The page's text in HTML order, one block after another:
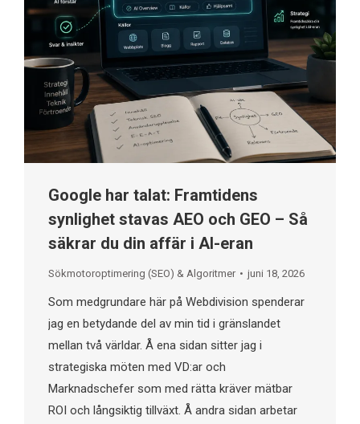
Google har talat: Framtidens
synlighet stavas AEO och GEO – Så
säkrar du din affär i AI-eran
Sökmotoroptimering (SEO) & Algoritmer juni 18, 2026
Som medgrundare här på Webdivision spenderar
jag en betydande del av min tid i gränslandet
mellan två världar. Å ena sidan sitter jag i
strategiska möten med VD:ar och
Marknadschefer som med rätta kräver mätbar
ROI och långsiktig tillväxt. Å andra sidan arbetar